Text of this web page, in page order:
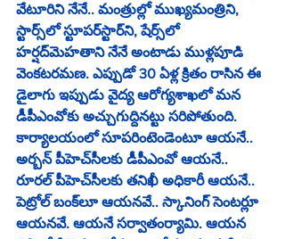
వేటూరిని నేనే.. మంత్రుల్లో ముఖ్యమంత్రిని,
స్టార్స్‌లో స్టూపర్‌స్టార్‌ని, షేర్స్‌లో
హర్షద్‌మెహతాని నేనే అంటాడు ముళ్లపూడి
వెంకటరమణ. ఎప్పుడో 30 ఏళ్ల క్రితం రాసిన ఈ
డైలాగు ఇప్పుడు వైద్య ఆరోగ్యశాఖలో మన
డీపీఎంవోకు అచ్చుగుద్దినట్టు సరిపోతుంది.
కార్యాలయంలో సూపరింటెండెంటూ ఆయనే..
అర్బన్‌ పీహెచ్‌సీలకు డీపీఎంవో ఆయనే..
రూరల్‌ పీహెచ్‌సీలకు తనిఖీ అధికారీ ఆయనే..
పెట్రోల్‌ బంక్‌లూ ఆయనవే.. స్కానింగ్‌ సెంటర్లూ
ఆయనవే. ఆయనే సర్వాతంర్యామి. ఆయన